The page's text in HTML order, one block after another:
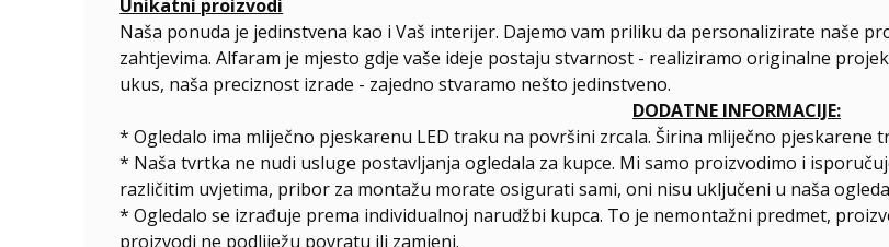
Unikatni proizvodi
Naša ponuda je jedinstvena kao i Vaš interijer. Dajemo vam priliku da personalizirate naše
zahtjevima. Alfaram je mjesto gdje vaše ideje postaju stvarnost - realiziramo originalne
ukus, naša preciznost izrade - zajedno stvaramo nešto jedinstveno.
DODATNE INFORMACIJE:
* Ogledalo ima mliječno pjeskarenu LED traku na površini zrcala. Širina mliječno pjeskarene
* Naša tvrtka ne nudi usluge postavljanja ogledala za kupce. Mi samo proizvodimo i
različitim uvjetima, pribor za montažu morate osigurati sami, oni nisu uključeni u naša
* Ogledalo se izrađuje prema individualnoj narudžbi kupca. To je nemontažni predmet,
proizvodi ne podliježu povratu ili zamjeni.